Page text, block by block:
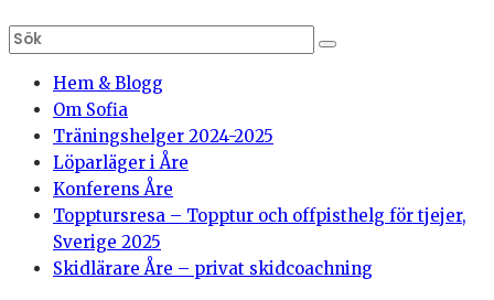
Hem & Blogg
Om Sofia
Träningshelger 2024-2025
Löparläger i Åre
Konferens Åre
Topptursresa – Topptur och offpisthelg för tjejer,
Sverige 2025
Skidlärare Åre – privat skidcoachning